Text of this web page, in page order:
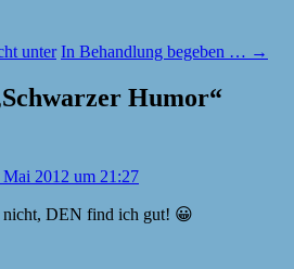
unter In Behandlung begeben … →
Schwarzer Humor“
Mai 2012 um 21:27
DEN find ich gut! 😀